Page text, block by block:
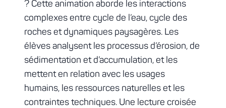
? Cette animation aborde les interactions
complexes entre cycle de l’eau, cycle des
roches et dynamiques paysagères. Les
élèves analysent les processus d’érosion, de
sédimentation et d’accumulation, et les
mettent en relation avec les usages
humains, les ressources naturelles et les
contraintes techniques. Une lecture croisée